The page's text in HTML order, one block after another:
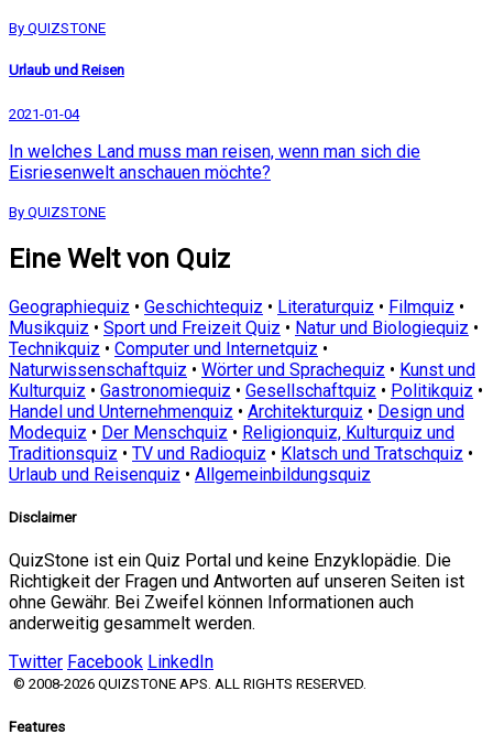
By QUIZSTONE
Urlaub und Reisen
2021-01-04
In welches Land muss man reisen, wenn man sich die
Eisriesenwelt anschauen möchte?
By QUIZSTONE
Eine Welt von Quiz
Geographiequiz • Geschichtequiz • Literaturquiz • Filmquiz •
Musikquiz • Sport und Freizeit Quiz • Natur und Biologiequiz •
Technikquiz • Computer und Internetquiz •
Naturwissenschaftquiz • Wörter und Sprachequiz • Kunst und
Kulturquiz • Gastronomiequiz • Gesellschaftquiz • Politikquiz •
Handel und Unternehmenquiz • Architekturquiz • Design und
Modequiz • Der Menschquiz • Religionquiz, Kulturquiz und
Traditionsquiz • TV und Radioquiz • Klatsch und Tratschquiz •
Urlaub und Reisenquiz • Allgemeinbildungsquiz
Disclaimer
QuizStone ist ein Quiz Portal und keine Enzyklopädie. Die
Richtigkeit der Fragen und Antworten auf unseren Seiten ist
ohne Gewähr. Bei Zweifel können Informationen auch
anderweitig gesammelt werden.
Twitter Facebook LinkedIn
© 2008-2026 QUIZSTONE APS. ALL RIGHTS RESERVED.
Features